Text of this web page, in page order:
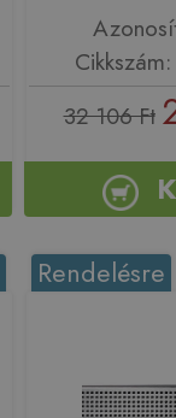
32 106 Ft
Rendelésre